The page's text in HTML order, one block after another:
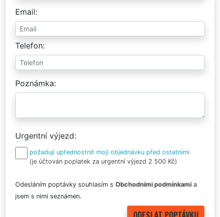
Email
Telefon
Poznámka
Urgentní výjezd
požaduji upřednostnit moji objednávku před ostatními
(je účtován poplatek za urgentní výjezd 2 500 Kč)
Odesláním poptávky souhlasím s Obchodními podmínkami a
jsem s nimi seznámen.